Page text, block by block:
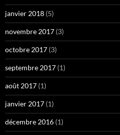
janvier 2018 (5)
novembre 2017 (3)
octobre 2017 (3)
septembre 2017 (1)
août 2017 (1)
janvier 2017 (1)
décembre 2016 (1)